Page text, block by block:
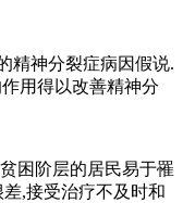
精神分裂症病因假说.
用得以改善精神分
困阶层的居民易于罹
,接受治疗不及时和